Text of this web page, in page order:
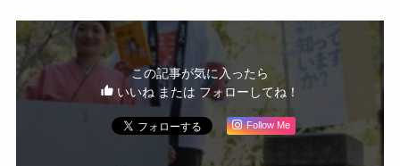
この記事が気に入ったら
いいね または フォローしてね！
Follow Me